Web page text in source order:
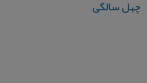
چهل سالگی